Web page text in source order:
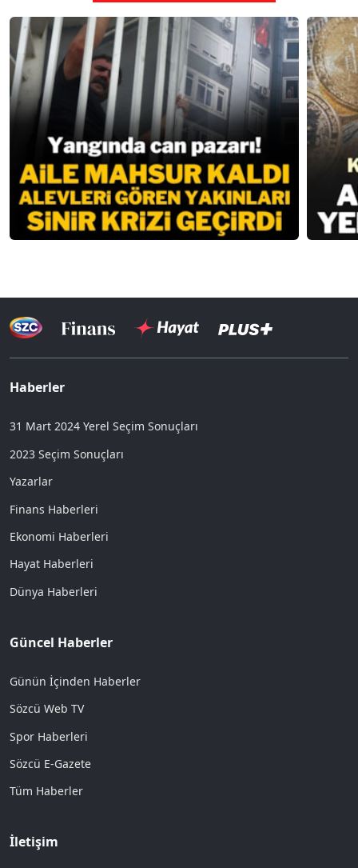
Haberler
31 Mart 2024 Yerel Seçim Sonuçları
2023 Seçim Sonuçları
Yazarlar
Finans Haberleri
Ekonomi Haberleri
Hayat Haberleri
Dünya Haberleri
Güncel Haberler
Günün İçinden Haberler
Sözcü Web TV
Spor Haberleri
Sözcü E-Gazete
Tüm Haberler
İletişim